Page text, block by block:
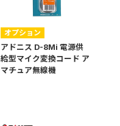
オプション
アドニス D-8Mi 電源供
給型マイク変換コード ア
マチュア無線機